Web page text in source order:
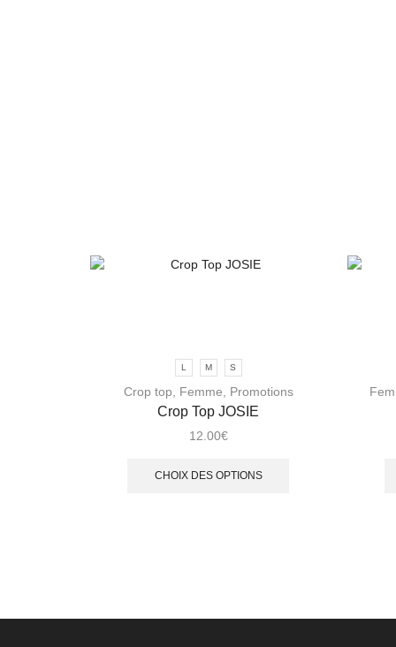
L M S
Crop top Femme Promotions
Crop Top JOSIE
12.00€
CHOIX DES OPTIONS